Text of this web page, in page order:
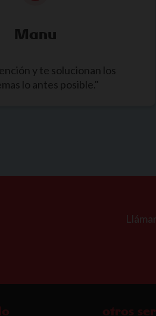
Manu
y te solucionan los
lo antes posible."
otros